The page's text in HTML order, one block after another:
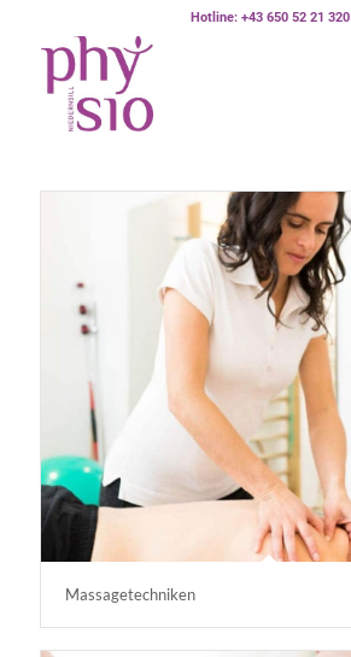
Hotline: +43 650 52 21 320
Massagetechniken